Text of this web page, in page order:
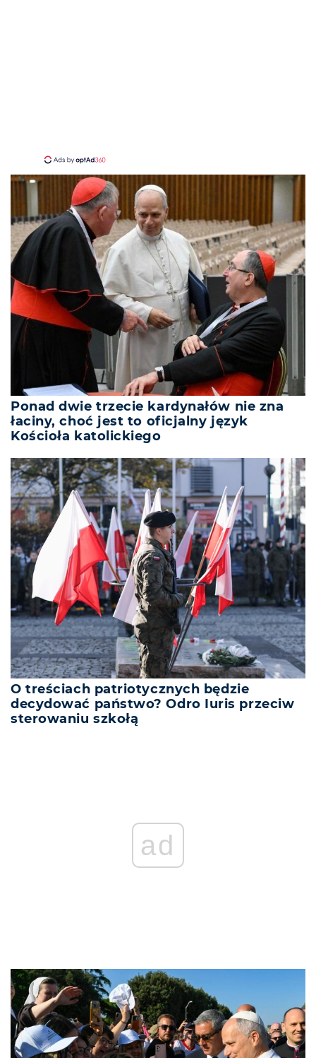
Ponad dwie trzecie kardynałów nie zna
łaciny, choć jest to oficjalny język
Kościoła katolickiego
O treściach patriotycznych będzie
decydować państwo? Odro Iuris przeciw
sterowaniu szkołą
ad